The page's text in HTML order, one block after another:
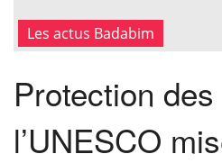
Les actus Badabim
Protection
l’UNESCO